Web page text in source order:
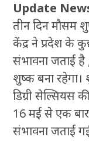
Update
तीन दिन मौसम
केंद्र ने प्रदेश के
संभावना जताई
शुष्क बना
डिग्री सेल्सियस
16 मई से एक
संभावना जताई